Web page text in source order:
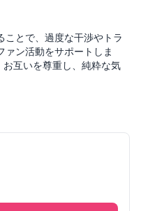
ことで、過度な干渉やトラ
ァン活動をサポートしま
互いを尊重し、純粋な気